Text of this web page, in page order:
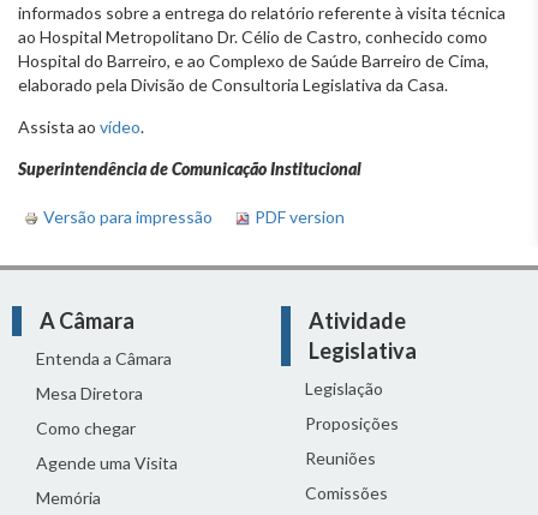
informados sobre a entrega do relatório referente à visita técnica
ao Hospital Metropolitano Dr. Célio de Castro, conhecido como
Hospital do Barreiro, e ao Complexo de Saúde Barreiro de Cima,
elaborado pela Divisão de Consultoria Legislativa da Casa.
Assista ao vídeo.
Superintendência de Comunicação Institucional
Versão para impressão PDF version
A Câmara
Entenda a Câmara
Mesa Diretora
Como chegar
Agende uma Visita
Memória
Atividade
Legislativa
Legislação
Proposições
Reuniões
Comissões